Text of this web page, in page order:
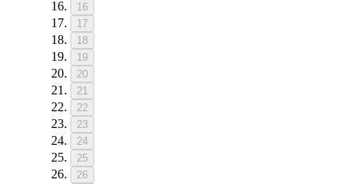
16
17
18
19
20
21
22
23
24
25
26